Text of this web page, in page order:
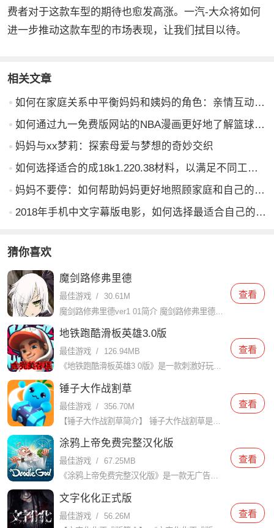
费者对于这款车型的期待也愈发高涨。一汽-大众将如何
进一步推动这款车型的市场表现，让我们拭目以待。
相关文章
如何在家庭关系中平衡妈妈和姨妈的角色：亲情互动的心理学解析
如何通过九一免费版网站的NBA漫画更好地了解篮球比赛和球员故事？
妈妈与xx梦莉：探索母爱与梦想的奇妙交织
如何选择适合的成18k1.220.38材料，以满足不同工业应用需求？
妈妈不要停：如何帮助妈妈更好地照顾家庭和自己的身心健康
2018年手机中文字幕版电影，如何选择最适合自己的观影体验？
猜你喜欢
魔剑路修弗里德
最佳游戏 /
30.61M
魔剑路修弗里德ver1 01简介 魔剑路修弗里德ver1 01是一款史诗级像素系列魔幻动作角色扮演手游。游戏以宏大的世界观和丰富的剧情为背景，玩家将扮演背负着重要使命的角色，踏上充满冒险与挑战的旅程。
查看
地铁跑酷滑板英雄3.0版
最佳游戏 /
126.94MB
《地铁跑酷滑板英雄3 0版》是一款刺激好玩的跑酷游戏，在游戏中，玩家扮演一位滑板英雄，在地铁轨道上尽情展示技巧和速度。里面每天都会即时刷新三项任务供玩家去挑战，同时还有丰富多彩的道具使用与升级，众多隐
查看
锤子大作战割草
最佳游戏 /
356.70M
【锤子大作战割草简介】 锤子大作战割草是一款集休闲与竞技于一体的动作冒险游戏。玩家将扮演一名勇敢的战士，手持巨锤，在广阔的草地上与无尽的敌人展开激战。游戏以独特的割草玩法为核心，让玩家在享受战斗快感的
查看
涂鸦上帝免费完整汉化版
最佳游戏 / 67.25MB
《涂鸦上帝免费完整汉化版》是一款无广告的手游，玩家可以化身上帝创造自己的世界。涂鸦可以是任何形状，可以是简单的线条，也可以是复杂的图案。涂鸦可以代表不同的物品和建筑，比如草地、树木、山脉、城堡等等。游
查看
文字化化正式版
最佳游戏 / 56.26M
查看